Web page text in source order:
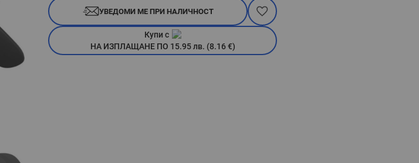
Купи с
НА ИЗПЛАЩАНЕ ПО 15.95 лв. (8.16 €)
УВЕДОМИ МЕ ПРИ НАЛИЧНОСТ